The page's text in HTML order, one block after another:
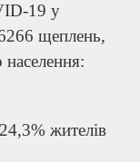
19 у
щеплень,
жителів